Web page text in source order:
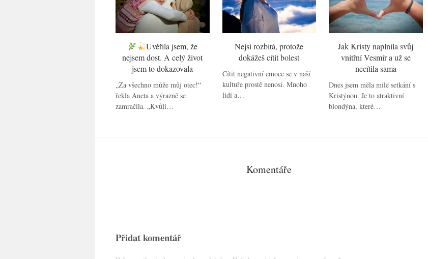
Uvěřila jsem, že
nejsem dost. A celý život
jsem to dokazovala
„Za všechno může můj otec!“
řekla Aneta a výrazně se
zamračila. „Kvůli…
Nejsi rozbitá, protože
dokážeš cítit bolest
Cítit negativní emoce se v naší
kultuře prostě nenosí. Mnoho
lidí a…
Jak Kristy naplnila svůj
vnitřní Vesmír a už se
necítila sama
Dnes jsem měla milé setkání s
Kristýnou. Je to atraktivní
blondýna, které…
Komentáře
Přidat komentář